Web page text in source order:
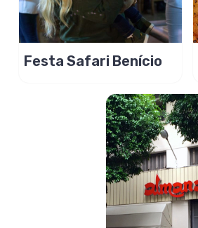
Festa Safari Benício